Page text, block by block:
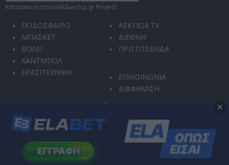
Κατασκευή Ιστοσελίδων tcp.gr Project
ΠΟΔΟΣΦΑΙΡΟ
ΜΠΑΣΚΕΤ
ΒΟΛΕΪ
ΧΑΝΤΜΠΟΛ
ΕΡΑΣΙΤΕΧΝΙΚΗ
AEK1924 TV
ΔΙΕΘΝΗ
ΠΡΩΤΟΣΕΛΙΔΑ
ΕΠΙΚΟΙΝΩΝΙΑ
ΔΙΑΦΗΜΙΣΗ
Ο ιστότοπός μας χρησιμοποιεί την υπηρεσία reCAPTCHA για την προστασία από
κακόβουλη χρήση και αυτοματοποιημένες επιθέσεις.
Η χρήση του ιστοτόπου διέπεται από την
Πολιτική Απορρήτουκαι τους
Όρους
×